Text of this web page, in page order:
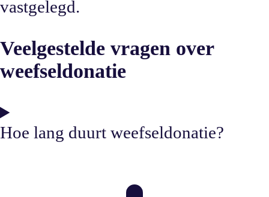
vastgelegd.
Veelgestelde vragen over
weefseldonatie
Hoe lang duurt weefseldonatie?